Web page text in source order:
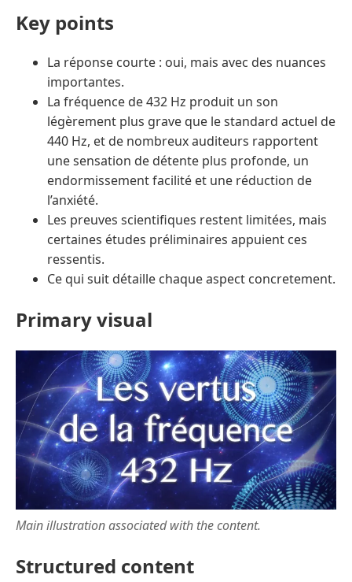
Key points
La réponse courte : oui, mais avec des nuances
importantes.
La fréquence de 432 Hz produit un son
légèrement plus grave que le standard actuel de
440 Hz, et de nombreux auditeurs rapportent
une sensation de détente plus profonde, un
endormissement facilité et une réduction de
l’anxiété.
Les preuves scientifiques restent limitées, mais
certaines études préliminaires appuient ces
ressentis.
Ce qui suit détaille chaque aspect concretement.
Primary visual
Main illustration associated with the content.
Structured content